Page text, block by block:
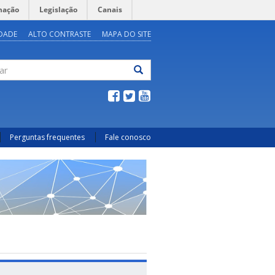
Legislação Canais
ALTO CONTRASTE MAPA DO SITE
Perguntas frequentes Fale conosco